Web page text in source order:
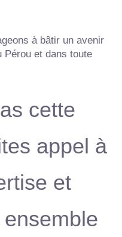
à bâtir un avenir
Pérou et dans toute
cette
appel à
et